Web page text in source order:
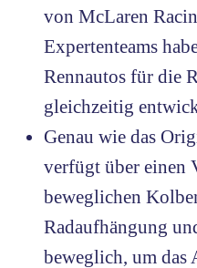
von McLaren
Expertenteams
Rennautos für die
gleichzeitig
Genau wie das
verfügt über einen
beweglichen
Radaufhängung
beweglich, um das